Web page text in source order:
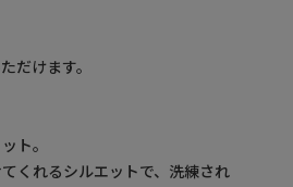
だけます。
ト。
くれるシルエットで、洗練され